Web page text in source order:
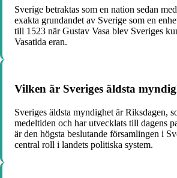
Sverige betraktas som en nation sedan
exakta grundandet av Sverige som en
till 1523 när Gustav Vasa blev Sveriges
Vasatida eran.
Vilken är Sveriges äldsta
Sveriges äldsta myndighet är Riksdagen,
medeltiden och har utvecklats till dagens
är den högsta beslutande församlingen i
central roll i landets politiska system.